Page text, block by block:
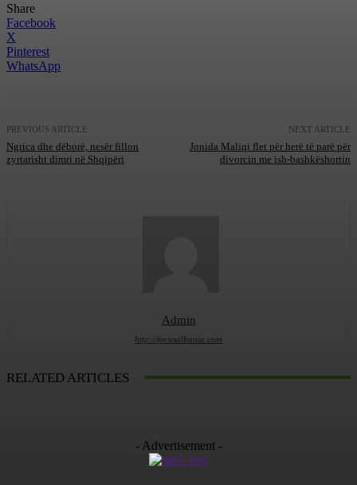
Share
Facebook
X
Pinterest
WhatsApp
PREVIOUS ARTICLE
Ngrica dhe dëborë, nesër fillon
zyrtarisht dimri në Shqipëri
NEXT ARTICLE
Jonida Maliqi flet për herë të parë për
divorcin me ish-bashkëshortin
Admin
http://focusalbania.com
RELATED ARTICLES
- Advertisement -